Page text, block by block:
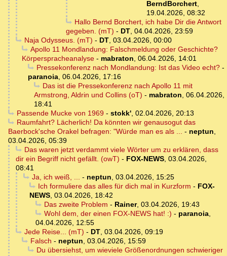
BerndBorchert,
19.04.2026, 08:32
Hallo Bernd Borchert, ich habe Dir die Antwort
gegeben. (mT) - DT, 04.04.2026, 23:59
Naja Odysseus. (mT) - DT, 03.04.2026, 00:00
Apollo 11 Mondlandung: Falschmeldung oder Geschichte?
Körperspracheanalyse - mabraton, 06.04.2026, 14:01
Pressekonferenz nach Mondlandung: Ist das Video echt?-
paranoia, 06.04.2026, 17:16
Das ist die Pressekonferenz nach Apollo 11 mit
Armstrong, Aldrin und Collins (oT) - mabraton, 06.04.2026,
18:41
Passende Mucke von 1969- stokk', 02.04.2026, 20:13
Raumfahrt? Lächerlich! Da könnten wir genausogut das
Baerbock'sche Orakel befragen: "Würde man es als ... - neptun,
03.04.2026, 05:39
Das waren jetzt verdammt viele Wörter um zu erklären, dass
dir ein Begriff nicht gefällt. (owT) - FOX-NEWS, 03.04.2026,
08:41
Ja, ich weiß, ... - neptun, 03.04.2026, 15:25
Ich formuliere das alles für dich mal in Kurzform - FOX-
NEWS, 03.04.2026, 18:42
Das zweite Problem - Rainer, 03.04.2026, 19:43
Wohl dem, der einen FOX-NEWS hat! :) - paranoia,
04.04.2026, 12:55
Jede Reise... (mT) - DT, 03.04.2026, 09:19
Falsch - neptun, 03.04.2026, 15:59
Du übersiehst, um wieviele Größenordnungen schwieriger